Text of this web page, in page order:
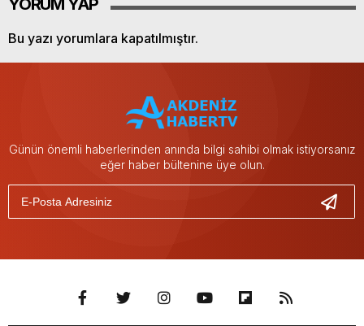
Bu yazı yorumlara kapatılmıştır.
Günün önemli haberlerinden anında bilgi sahibi olmak istiyorsanız
eğer haber bültenine üye olun.